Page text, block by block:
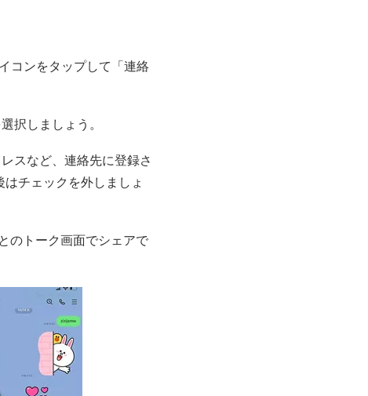
コンをタップして「連絡
択しましょう。
スなど、連絡先に登録さ
チェックを外しましょ
のトーク画面でシェアで